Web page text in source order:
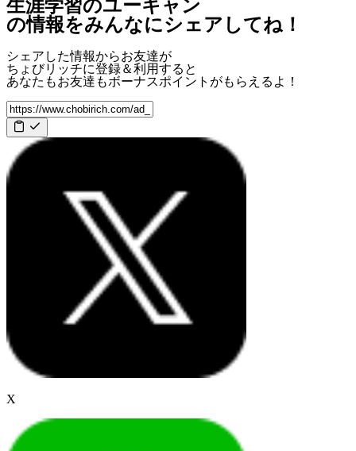
生涯学習のユーキャン
の情報をみんなにシェアしてね！
シェアした情報からお友達が
ちょびリッチに登録＆利用すると
あなたもお友達もボーナスポイント がもらえるよ！
X